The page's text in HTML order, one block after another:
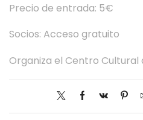
Precio de entrada: 5€
Socios: Acceso gratuito
Organiza el Centro Cultural